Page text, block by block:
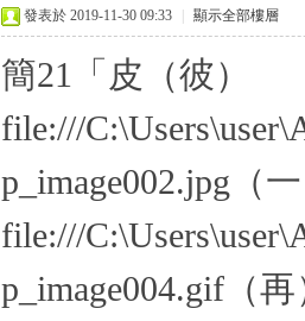
發表於 2019-11-30 09:33 顯示全部樓層
簡21 「 皮（彼）
file:///
p_image002.jpg （
file:///
p_image004.gif （